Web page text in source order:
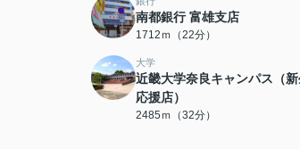
南都銀行 富雄支店
1712ｍ（22分）
大学
近畿大学奈良キャンパス（
応援店）
2485ｍ（32分）